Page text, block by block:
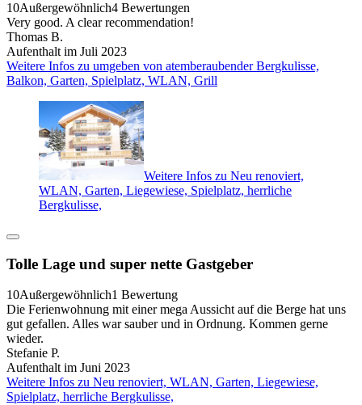
10Außergewöhnlich4 Bewertungen
Very good. A clear recommendation!
Thomas B.
Aufenthalt im Juli 2023
Weitere Infos zu umgeben von atemberaubender Bergkulisse,
Balkon, Garten, Spielplatz, WLAN, Grill
Weitere Infos zu Neu renoviert,
WLAN, Garten, Liegewiese, Spielplatz, herrliche
Bergkulisse,
Tolle Lage und super nette Gastgeber
10Außergewöhnlich1 Bewertung
Die Ferienwohnung mit einer mega Aussicht auf die Berge hat uns
gut gefallen. Alles war sauber und in Ordnung. Kommen gerne
wieder.
Stefanie P.
Aufenthalt im Juni 2023
Weitere Infos zu Neu renoviert, WLAN, Garten, Liegewiese,
Spielplatz, herrliche Bergkulisse,